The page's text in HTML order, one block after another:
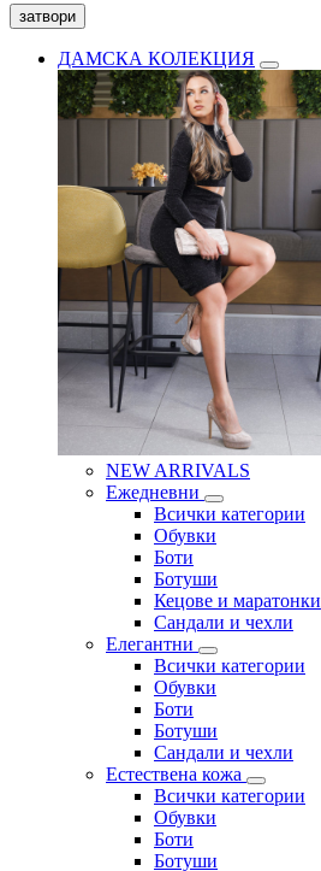
затвори
ДАМСКА КОЛЕКЦИЯ
NEW ARRIVALS
Ежедневни
Всички категории
Обувки
Боти
Ботуши
Кецове и маратонки
Сандали и чехли
Елегантни
Всички категории
Обувки
Боти
Ботуши
Сандали и чехли
Естествена кожа
Всички категории
Обувки
Боти
Ботуши